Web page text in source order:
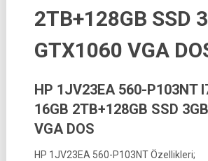
2TB+128GB SSD
GTX1060 VGA
HP 1JV23EA 560-P103NT
16GB 2TB+128GB SSD
VGA DOS
HP 1JV23EA 560-P103NT Özellikleri;